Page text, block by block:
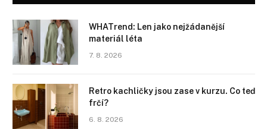
WHATrend: Len jako nejžádanější
materiál léta
7. 8. 2026
Retro kachličky jsou zase v kurzu. Co teď
frčí?
6. 8. 2026